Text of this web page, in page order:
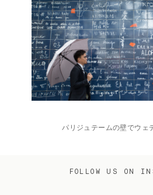
パリジュテームの壁でウェ
FOLLOW US ON